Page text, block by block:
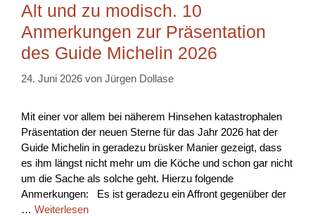
Alt und zu modisch. 10
Anmerkungen zur Präsentation
des Guide Michelin 2026
24. Juni 2026 von Jürgen Dollase
Mit einer vor allem bei näherem Hinsehen katastrophalen
Präsentation der neuen Sterne für das Jahr 2026 hat der
Guide Michelin in geradezu brüsker Manier gezeigt, dass
es ihm längst nicht mehr um die Köche und schon gar nicht
um die Sache als solche geht. Hierzu folgende
Anmerkungen: Es ist geradezu ein Affront gegenüber der
… Weiterlesen